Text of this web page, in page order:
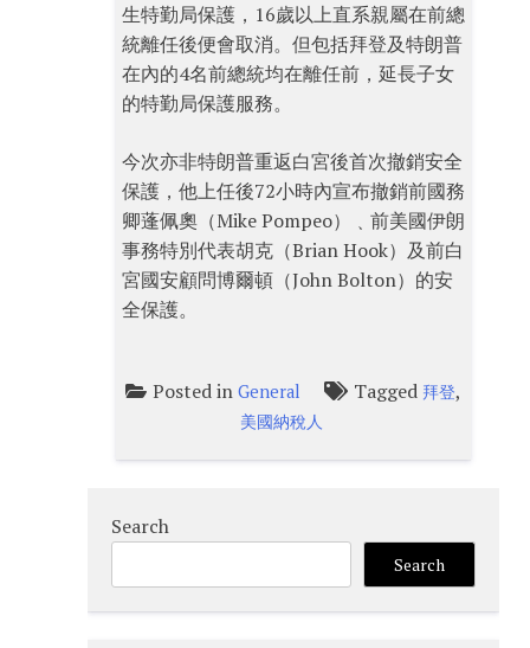
生特勤局保護，16歲以上直系親屬在前總
統離任後便會取消。但包括拜登及特朗普
在內的4名前總統均在離任前，延長子女
的特勤局保護服務。
今次亦非特朗普重返白宮後首次撤銷安全
保護，他上任後72小時內宣布撤銷前國務
卿蓬佩奧（Mike Pompeo）﹑前美國伊朗
事務特別代表胡克（Brian Hook）及前白
宮國安顧問博爾頓（John Bolton）的安
全保護。
Posted inGeneral Tagged 拜登,
美國納稅人
Search
Search